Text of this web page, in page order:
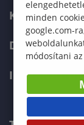
KÉPZÉSEK
DOKTORI
minden
google.com-
módosítani